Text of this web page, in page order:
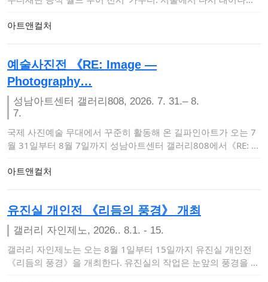
아트앤컬처
예술사진전 《RE: Image —
Photography…
성남아트센터 갤러리808, 2026. 7. 31.– 8.
7.
국제 사진예술 무대에서 꾸준히 활동해 온 길파인아트가 오는 7
월 31일부터 8월 7일까지 성남아트센터 갤러리808에서《RE: I
아트앤컬처
유진실 개인전 《리듬의 풍경》 개최
갤러리 자인제노, 2026.. 8.1. - 15.
갤러리 자인제노는 오는 8월 1일부터 15일까지 유진실 개인전
《리듬의 풍경》을 개최한다. 유진실의 작업은 눈앞의 풍경을 사